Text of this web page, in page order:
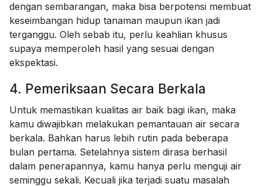
dengan sembarangan, maka bisa berpotensi membuat
keseimbangan hidup tanaman maupun ikan jadi
terganggu. Oleh sebab itu, perlu keahlian khusus
supaya memperoleh hasil yang sesuai dengan
ekspektasi.
4. Pemeriksaan Secara Berkala
Untuk memastikan kualitas air baik bagi ikan, maka
kamu diwajibkan melakukan pemantauan air secara
berkala. Bahkan harus lebih rutin pada beberapa
bulan pertama. Setelahnya sistem dirasa berhasil
dalam penerapannya, kamu hanya perlu menguji air
seminggu sekali. Kecuali jika terjadi suatu masalah